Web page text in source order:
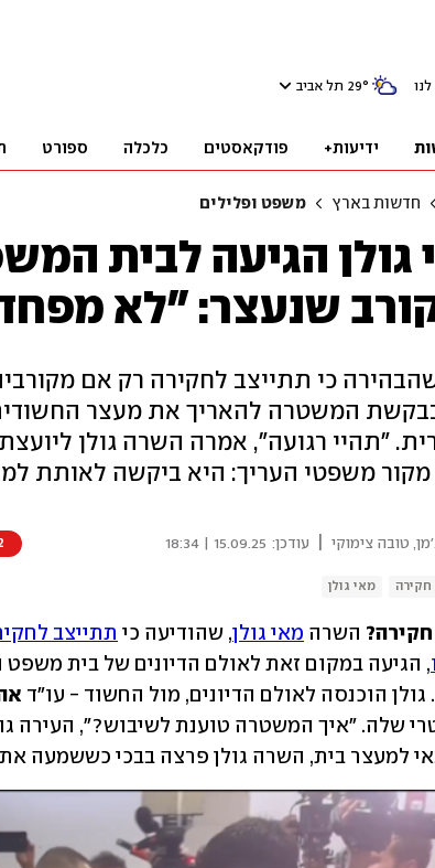
לנו 29° תל אביב
ידיעות+ פודקאסטים כלכלה ספורט
חדשות בארץ משפט ופלילים
גולן הגיעה לבית
שנעצר: "לא
כי תתייצב לחקירה רק אם
בבקשת המשטרה להאריך את מעצר
"תהיי רגועה", אמרה השרה גולן
משפטי העריך: היא ביקשה לאותת
טובה צימוקי עודכן: 15.09.25 | 18:34
חקירה מאי גולן
השרה מאי גולן, שהודיעה כי
הוכנסה לאולם הדיונים, מול החשוד - עו"ד
למעצר בית, השרה גולן פרצה בבכי כששמעה